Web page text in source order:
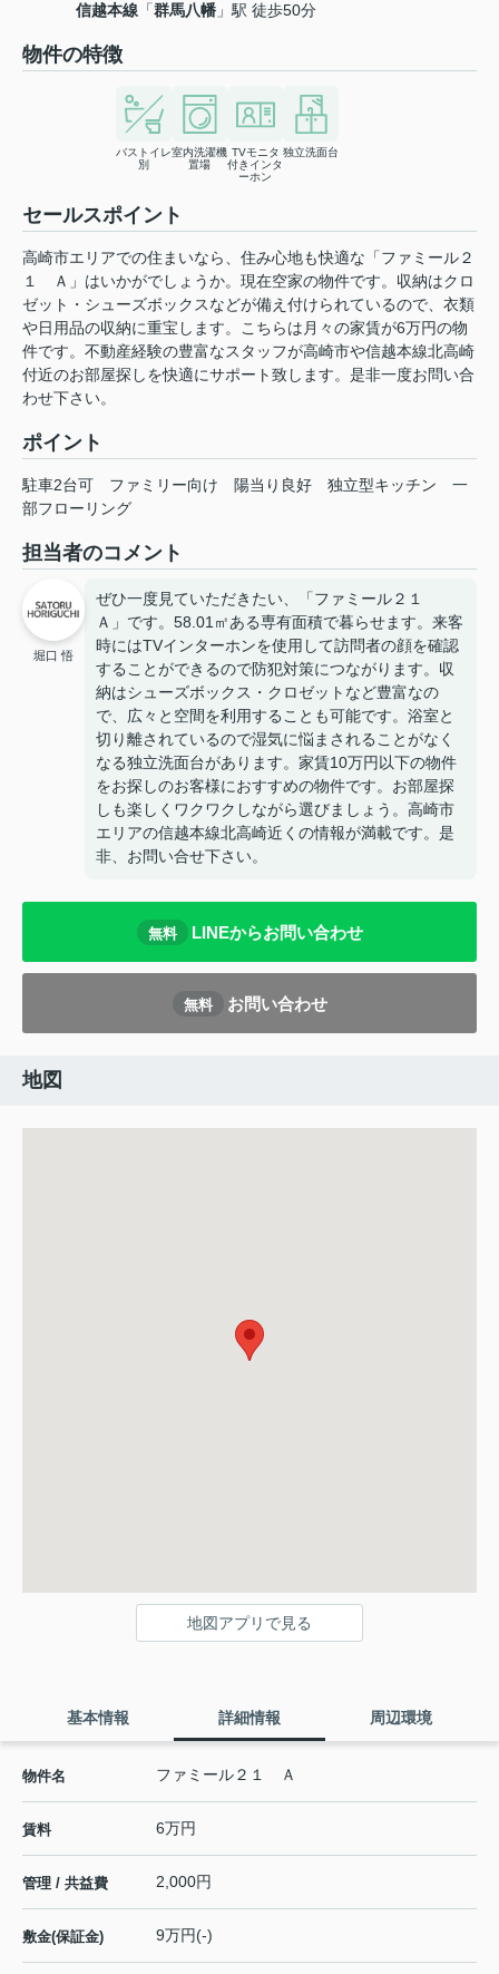
信越本線 「群馬八幡 」駅 徒歩50分
物件の特徴
バストイレ
別
室内洗濯機
置場
TVモニタ
付きインタ
ーホン
独立洗面台
セールスポイント
高崎市エリアでの住まいなら、住み心地も快適な「ファミール２
１ Ａ」はいかがでしょうか。現在空家の物件です。収納はクロ
ゼット・シューズボックスなどが備え付けられているので、衣類
や日用品の収納に重宝します。こちらは月々の家賃が6万円の物
件です。不動産経験の豊富なスタッフが高崎市や信越本線北高崎
付近のお部屋探しを快適にサポート致します。是非一度お問い合
わせ下さい。
ポイント
駐車2台可 ファミリー向け 陽当り良好 独立型キッチン
一
部フローリング
担当者のコメント
堀口 悟
ぜひ一度見ていただきたい、「ファミール２１
Ａ」です。58.01㎡ある専有面積で暮らせます。来客
時にはTVインターホンを使用して訪問者の顔を確認
することができるので防犯対策につながります。収
納はシューズボックス・クロゼットなど豊富なの
で、広々と空間を利用することも可能です。浴室と
切り離されているので湿気に悩まされることがなく
なる独立洗面台があります。家賃10万円以下の物件
をお探しのお客様におすすめの物件です。お部屋探
しも楽しくワクワクしながら選びましょう。高崎市
エリアの信越本線北高崎近くの情報が満載です。是
非、お問い合せ下さい。
無料 LINEからお問い合わせ
無料 お問い合わせ
地図
地図アプリで見る
基本情報 詳細情報 周辺環境
物件名 ファミール２１ Ａ
賃料 6万円
管理 / 共益費 2,000円
敷金(保証金) 9万円(-)